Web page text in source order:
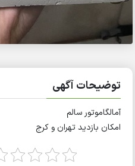
توضیحات آگهی
آمالگاموتور سالم
امکان بازدید تهران و کرج